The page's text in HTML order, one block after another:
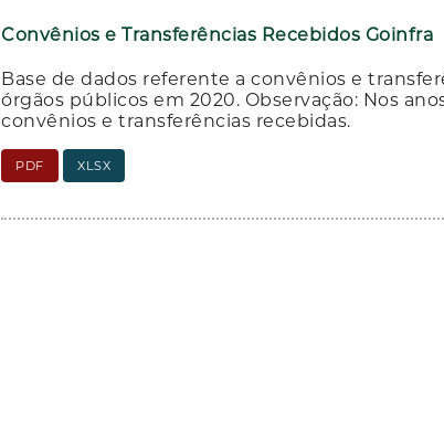
Convênios e Transferências Recebidos Goinfra
Base de dados referente a convênios e
órgãos públicos em 2020. Observação: Nos
convênios e transferências recebidas.
PDF XLSX